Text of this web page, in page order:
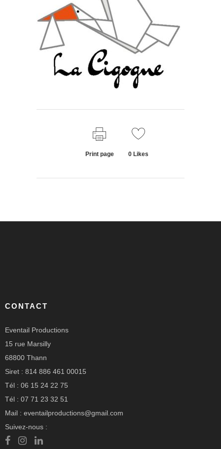
Print page 0Likes
CONTACT
Eventail Productions
15 rue Marsilly
68800 Thann
Siret : 814 886 461 00015
Tél : 06 15 24 22 75
Tél : 07 71 23 32 51
Mail : eventailproductions@gmail.com
Suivez-nous :